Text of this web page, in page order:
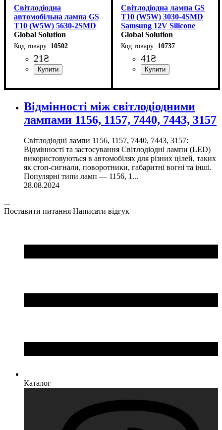
Світлодіодна
автомобільна лампа GS
T10 (W5W) 5630-2SMD
12V White
Global Solution
10502
21₴
Габаритні вогні
5630SMD
SMD
Світлодіодна лампа GS
T10 (W5W) 3030-4SMD
Samsung 12V Silicone
White — Габаритні вогні
преміум якості
Global Solution
10737
41₴
Габаритні вогні
Samsung
SMD
Відмінності між світлодіодними
лампами 1156, 1157, 7440, 7443, 3157
Світлодіодні лампи 1156, 1157, 7440, 7443, 3157:
Відмінності та застосування Світлодіодні лампи (LED)
використовуються в автомобілях для різних цілей, таких
як стоп-сигнали, поворотники, габаритні вогні та інші.
Популярні типи ламп — 1156, 1...
28.08.2024
...
Поставити питання Написати відгук
Каталог